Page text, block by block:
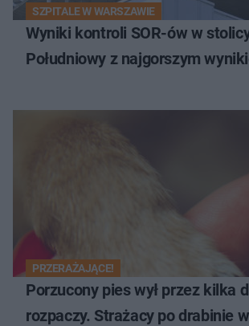
SZPITALE W WARSZAWIE
Wyniki kontroli SOR-ów w
Południowy z najgorszym
PRZERAŻAJĄCE!
Porzucony pies wył przez kilka
rozpaczy. Strażacy po drabinie